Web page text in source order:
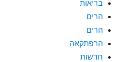
בריאות
הרים
הרים
הרפתקאה
חדשות